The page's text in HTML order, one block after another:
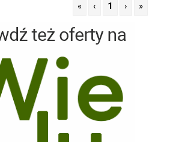
« ‹ 1 › »